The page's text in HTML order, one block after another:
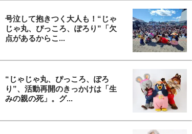
号泣して抱きつく大人も！“じゃ
じゃ丸、ぴっころ、ぽろり”「欠
点があるからこ...
“じゃじゃ丸、ぴっころ、ぽろ
り”、活動再開のきっかけは「生
みの親の死」。グ...